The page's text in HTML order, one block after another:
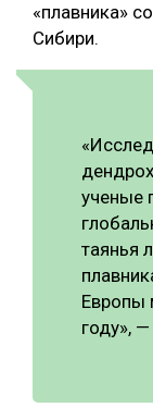
«плавника»
Сибири.
ученые
таянья
Европы
году»,